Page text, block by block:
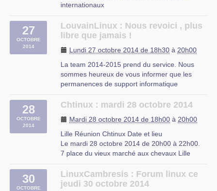
internationaux
Quand il s’agit de choisir le meilleur langage
pour faire du web, les débats sont sans fin :
Python est (…)
Le Beffroi de Montrouge
2 Place Emile Cresp,
92120 Montrouge
27
OCTOBRE
2014
LouvainLinux : Nous revoici , plus
libre que jamais !
Lundi 27 octobre 2014 de 18h30 à 20h00
La team 2014-2015 prend du service. Nous
sommes heureux de vous informer que les
permanences de support informatique
septembre 2014).
les lundis de 18h30 à 22h00.
Si vous avez eu un soucis que vous n’avez (…)
28
OCTOBRE
2014
Chtinux : mardi 28 octobre 2014
Mardi 28 octobre 2014 de 18h00 à 20h00
Lille Réunion Chtinux Date et lieu
Le mardi 28 octobre 2014 de 20h00 à 22h00.
7 place du vieux marché aux chevaux Lille
L’association Chtinux propose sa réunion
mensuelle autour du logiciel Libre
30
OCTOBRE
LinuxCambresis : Forum linux ce
jeudi 30 octobre 2014